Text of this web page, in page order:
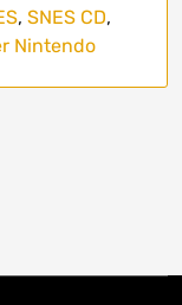
, SNES CD,
Nintendo